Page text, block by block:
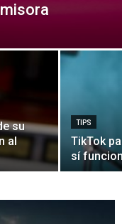
su
al
TIPS
TikTok
sí